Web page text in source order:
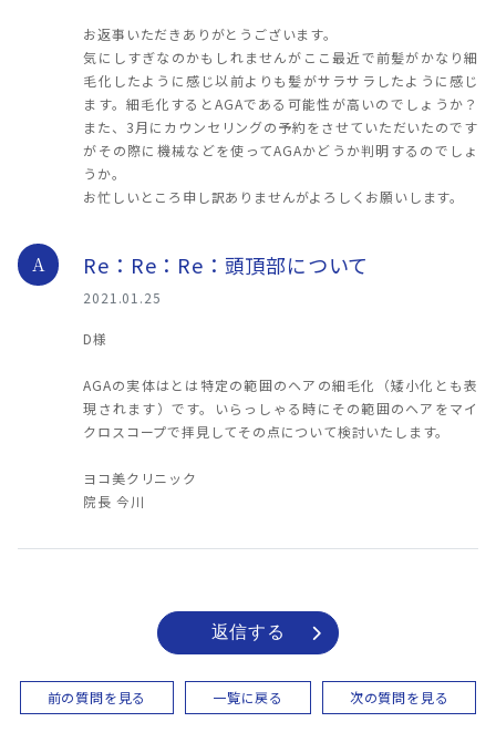
お返事いただきありがとうございます。
気にしすぎなのかもしれませんがここ最近で前髪がかなり細
毛化したように感じ以前よりも髪がサラサラしたように感じ
ます。細毛化するとAGAである可能性が高いのでしょうか？
また、3月にカウンセリングの予約をさせていただいたのです
がその際に機械などを使ってAGAかどうか判明するのでしょ
うか。
お忙しいところ申し訳ありませんがよろしくお願いします。
A Re：Re：Re：頭頂部について
2021.01.25
D様
AGAの実体はとは特定の範囲のヘアの細毛化（矮小化とも表
現されます）です。いらっしゃる時にその範囲のヘアをマイ
クロスコープで拝見してその点について検討いたします。
ヨコ美クリニック
院長 今川
返信する
前の質問を見る 一覧に戻る 次の質問を見る